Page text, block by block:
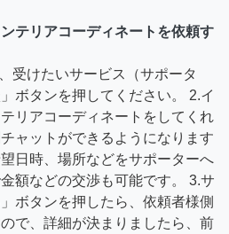
テリアコーディネートを依頼す
受けたいサービス（サポータ
ボタンを押してください。 2.イ
リアコーディネートをしてくれ
ャットができるようになります
日時、場所などをサポーターへ
額などの交渉も可能です。 3.サ
ボタンを押したら、依頼者様側
で、詳細が決まりましたら、前